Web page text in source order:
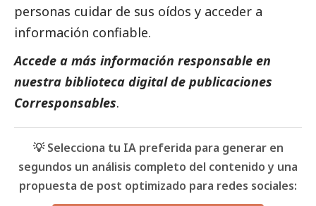
personas cuidar de sus oídos y acceder a
información confiable.
Accede a más información responsable en
nuestra biblioteca digital de publicaciones
Corresponsables.
💡 Selecciona tu IA preferida para generar en
segundos un análisis completo del contenido y una
propuesta de post optimizado para redes sociales: